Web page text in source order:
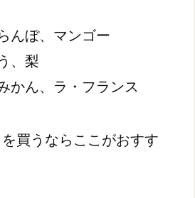
んぼ、マンゴー
、梨
かん、ラ・フランス
買うならここがおすす